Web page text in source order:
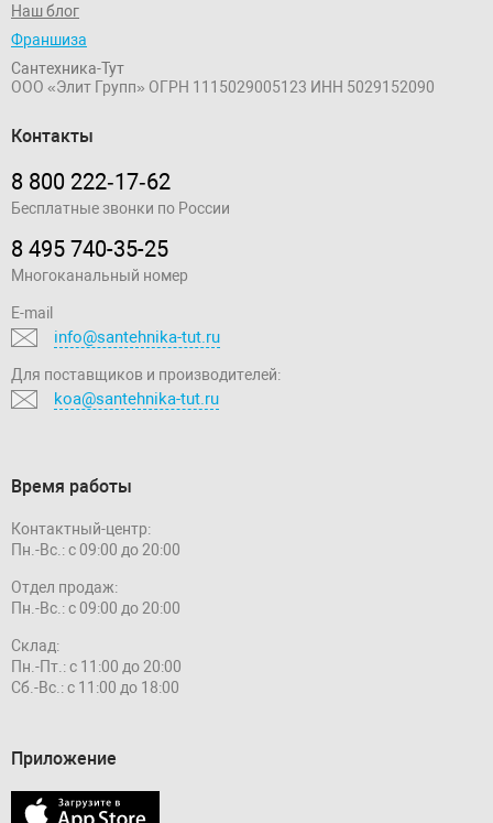
Наш блог
Франшиза
Сантехника-Тут
ООО «Элит Групп» ОГРН 1115029005123 ИНН 5029152090
Контакты
8 800 222‑17‑62
Бесплатные звонки по России
8 495 740-35-25
Многоканальный номер
E-mail
info@santehnika-tut.ru
Для поставщиков и производителей:
koa@santehnika-tut.ru
Время работы
Контактный-центр:
Пн.-Вс.: с 09:00 до 20:00
Отдел продаж:
Пн.-Вс.: с 09:00 до 20:00
Склад:
Пн.-Пт.: с 11:00 до 20:00
Сб.-Вс.: с 11:00 до 18:00
Приложение